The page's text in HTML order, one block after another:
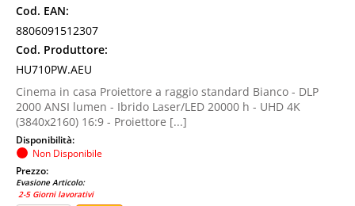
Cod. EAN:
8806091512307
Cod. Produttore:
HU710PW.AEU
Cinema in casa Proiettore a raggio standard Bianco - DLP
2000 ANSI lumen - Ibrido Laser/LED 20000 h - UHD 4K
(3840x2160) 16:9 - Proiettore [...]
Disponibilità:
Non Disponibile
Prezzo:
Evasione Articolo:
2-5 Giorni lavorativi